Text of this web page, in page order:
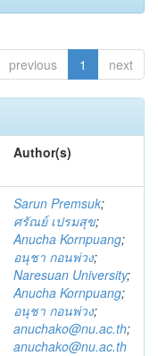
previous 1 next
Author(s)
Sarun Premsuk;
ศรัณย์ เปรมสุข;
Anucha Kornpuang;
อนุชา กอนพ่วง;
Naresuan University;
Anucha Kornpuang;
อนุชา กอนพ่วง;
anuchako@nu.ac.th;
anuchako@nu.ac.th